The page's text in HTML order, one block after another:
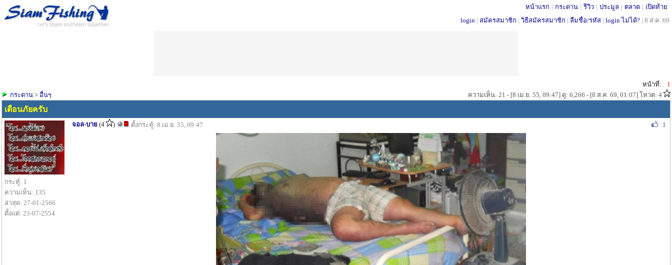
หน้าแรก | กระดาน | รีวิว | ประมูล | ตลาด | เปิดท้าย
login | สมัครสมาชิก | วิธีสมัครสมาชิก | ลืมชื่อ/รหัส | login ไม่ได้? | 8 ส.ค. 69
หน้าที่:
1
กระดาน > อื่นๆ ความเห็น: 21 - [8 เม.ย. 55, 09:47] ดู: 6,266 - [8 ส.ค. 69, 01:07] โหวต: 4
เตือนภัยครับ
กระทู้: 1
ความเห็น: 135
ล่าสุด: 27-01-2566
ตั้งแต่: 23-07-2554
จอล-บาย (4 ) ตั้งกระทู้: 8 เม.ย. 55, 09:47 1